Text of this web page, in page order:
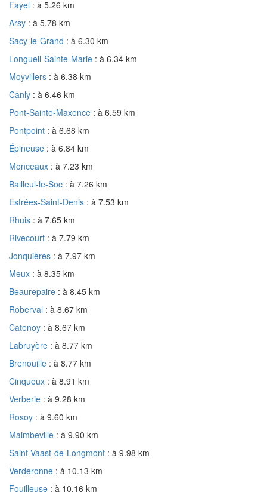
Fayel : à 5.26 km
Arsy : à 5.78 km
Sacy-le-Grand : à 6.30 km
Longueil-Sainte-Marie : à 6.34 km
Moyvillers : à 6.38 km
Canly : à 6.46 km
Pont-Sainte-Maxence : à 6.59 km
Pontpoint : à 6.68 km
Épineuse : à 6.84 km
Monceaux : à 7.23 km
Bailleul-le-Soc : à 7.26 km
Estrées-Saint-Denis : à 7.53 km
Rhuis : à 7.65 km
Rivecourt : à 7.79 km
Jonquières : à 7.97 km
Meux : à 8.35 km
Beaurepaire : à 8.45 km
Roberval : à 8.67 km
Catenoy : à 8.67 km
Labruyère : à 8.77 km
Brenouille : à 8.77 km
Cinqueux : à 8.91 km
Verberie : à 9.28 km
Rosoy : à 9.60 km
Maimbeville : à 9.90 km
Saint-Vaast-de-Longmont : à 9.98 km
Verderonne : à 10.13 km
Fouilleuse : à 10.16 km